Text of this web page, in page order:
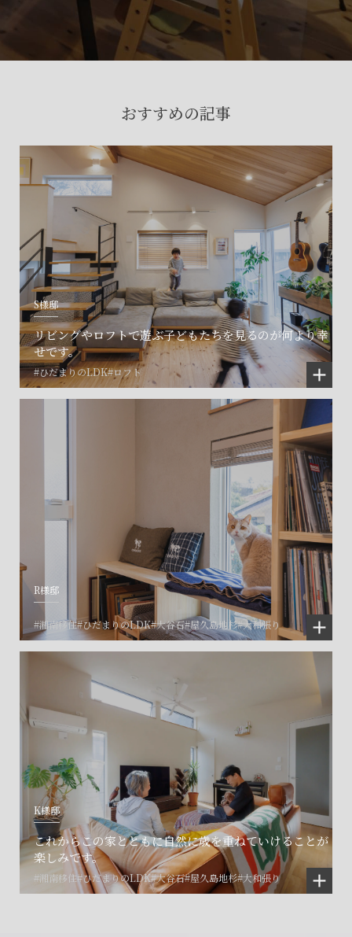
おすすめの記事
S様邸
リビングやロフトで遊ぶ子どもたちを見るのが何より幸
せです。
#ひだまりのLDK#ロフト
R様邸
#湘南移住#ひだまりのLDK#大谷石#屋久島地杉#大和張り
K様邸
これからこの家とともに自然に歳を重ねていけることが
楽しみです。
#湘南移住#ひだまりのLDK#大谷石#屋久島地杉#大和張り
会社に関することや物件についての
お問い合わせはこちらから
土地の活用・賃貸経営に関する
ご相談はこちら
関連施設一覧
©SET inc.